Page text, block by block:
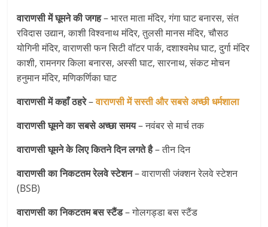
वाराणसी में घूमने की जगह– भारत माता मंदिर, गंगा घाट बनारस, संत
रविदास उद्यान, काशी विश्वनाथ मंदिर, तुलसी मानस मंदिर, चौसठ
योगिनी मंदिर, वाराणसी फन सिटी वॉटर पार्क, दशाश्वमेध घाट, दुर्गा मंदिर
काशी, रामनगर किला बनारस, अस्सी घाट, सारनाथ, संकट मोचन
हनुमान मंदिर, मणिकर्णिका घाट
वाराणसी में कहाँ ठहरे–वाराणसी में सस्ती और सबसे अच्छी धर्मशाला
वाराणसी घूमने का सबसे अच्छा समय– नवंबर से मार्च तक
वाराणसी घूमने के लिए कितने दिन लगते है– तीन दिन
वाराणसी का निकटतम रेलवे स्टेशन– वाराणसी जंक्शन रेलवे स्टेशन
(BSB)
वाराणसी का निकटतमबस स्टैंड– गोलगड्डा बस स्टैंड